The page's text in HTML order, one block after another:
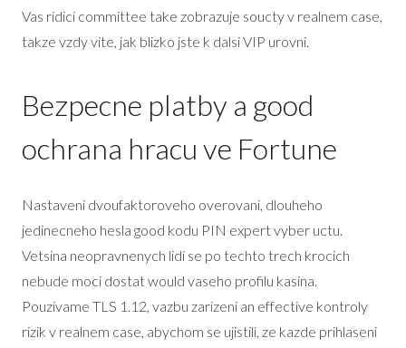
Vas ridici committee take zobrazuje soucty v realnem case,
takze vzdy vite, jak blizko jste k dalsi VIP urovni.
Bezpecne platby a good
ochrana hracu ve Fortune
Nastaveni dvoufaktoroveho overovani, dlouheho
jedinecneho hesla good kodu PIN expert vyber uctu.
Vetsina neopravnenych lidi se po techto trech krocich
nebude moci dostat would vaseho profilu kasina.
Pouzivame TLS 1.12, vazbu zarizeni an effective kontroly
rizik v realnem case, abychom se ujistili, ze kazde prihlaseni